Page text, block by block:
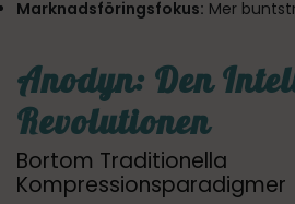
Marknadsföringsfokus: Mer
Anodyn: Den
Revolutionen
Bortom Traditionella
Kompressionsparadigmer